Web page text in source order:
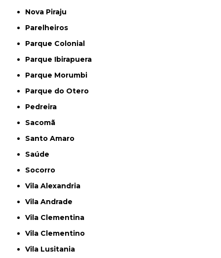
Nova Piraju
Parelheiros
Parque Colonial
Parque Ibirapuera
Parque Morumbi
Parque do Otero
Pedreira
Sacomã
Santo Amaro
Saúde
Socorro
Vila Alexandria
Vila Andrade
Vila Clementina
Vila Clementino
Vila Lusitania